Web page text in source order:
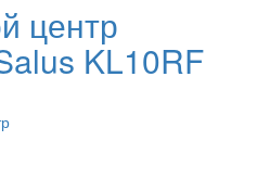
центр
KL10RF